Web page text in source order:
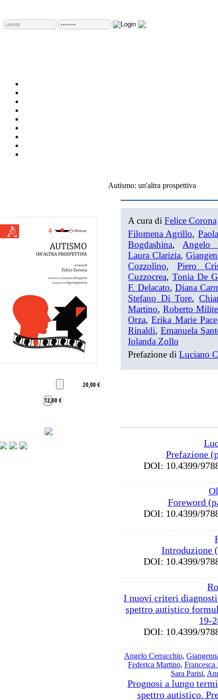
Autismo: un'altra prospettiva
20,00 €
12,00 €
A cura di Felice Corona
Filomena Agrillo,
Bogdashina, Angelo
Laura Clarizia,
Cozzolino, Piero
Cuzzocrea, Tonia De
F. Delacato, Diana
Stefano Di Tore,
Martino, Roberto
Orza,Erika Marie Pace
Rinaldi, Emanuela
Iolanda Zollo
Prefazione di Luciano
Prefazione
DOI: 10.4399/
Foreword
DOI: 10.4399/
Introduzione
DOI: 10.4399/
I nuovi criteri
spettro autistico
19-
DOI: 10.4399/
Angelo Cerracchio,
Federica Martino,
Sara Parisi,
Prognosi a lungo
spettro autistico.